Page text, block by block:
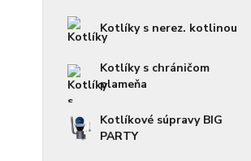
Kotlíky s nerez. kotlinou
Kotlíky s chráničom
plameňa
Kotlíkové súpravy BIG
PARTY